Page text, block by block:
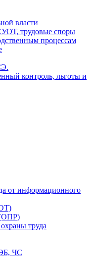
власти
трудовые споры
процессам
контроль, льготы и
от информационного
(ОПР)
труда
ЧС